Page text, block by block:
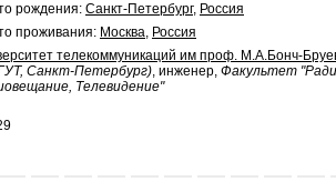
рождения: Санкт-Петербург, Россия
проживания: Москва, Россия
телекоммуникаций им проф. М.А.Бонч-
Санкт-Петербург), инженер, Факультет
Телевидение"